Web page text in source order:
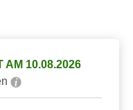
AM 10.08.2026